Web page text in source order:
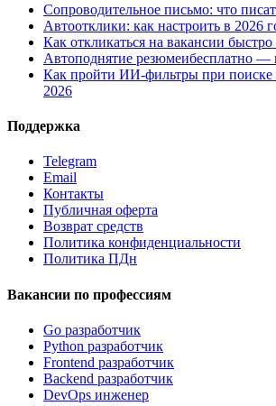
Сопроводительное письмо: что
Автоотклики: как настроить в 2026
Как откликаться на вакансии
Автоподнятие резюмеибесплатно —
Как пройти ИИ-фильтры при
2026
Поддержка
Telegram
Email
Контакты
Публичная оферта
Возврат средств
Политика конфиденциальности
Политика ПДн
Вакансии по профессиям
Go разработчик
Python разработчик
Frontend разработчик
Backend разработчик
DevOps инженер